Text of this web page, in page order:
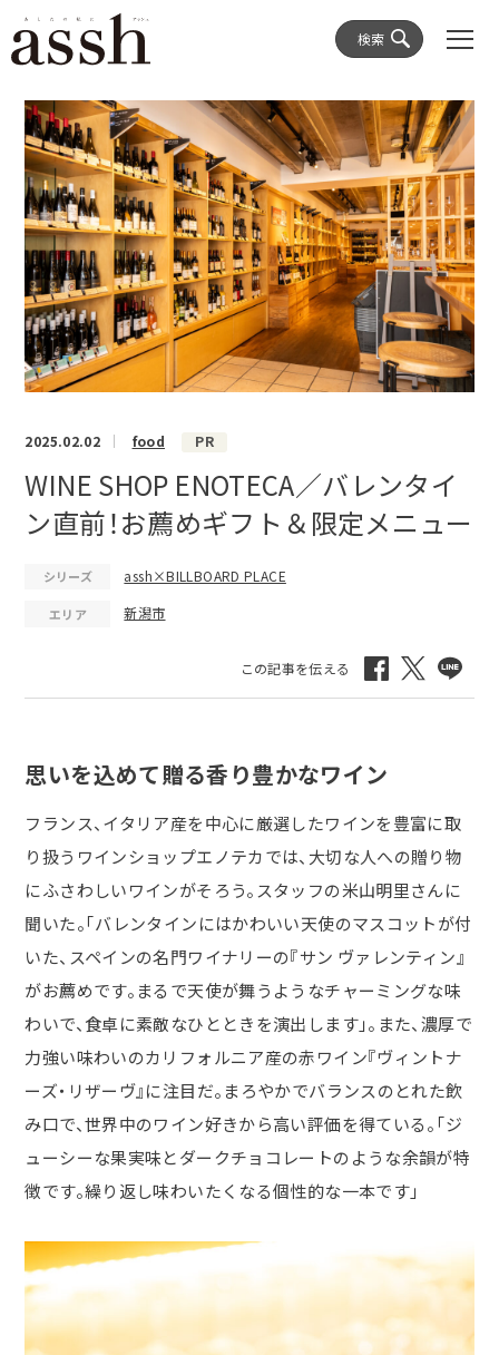
検索
2025.02.02 food PR
WINE SHOP ENOTECA／バレンタイ
ン直前！お薦めギフト＆限定メニュー
シリーズ assh×BILLBOARD PLACE
エリア 新潟市
思いを込めて贈る香り豊かなワイン
フランス、イタリア産を中心に厳選したワインを豊富に取
り扱うワインショップエノテカでは、大切な人への贈り物
にふさわしいワインがそろう。スタッフの米山明里さんに
聞いた。「バレンタインにはかわいい天使のマスコットが付
いた、スペインの名門ワイナリーの『サン ヴァレンティン』
がお薦めです。まるで天使が舞うようなチャーミングな味
わいで、食卓に素敵なひとときを演出します」。また、濃厚で
力強い味わいのカリフォルニア産の赤ワイン『ヴィントナ
ーズ・リザーヴ』に注目だ。まろやかでバランスのとれた飲
み口で、世界中のワイン好きから高い評価を得ている。「ジ
ューシーな果実味とダークチョコレートのような余韻が特
徴です。繰り返し味わいたくなる個性的な一本です」